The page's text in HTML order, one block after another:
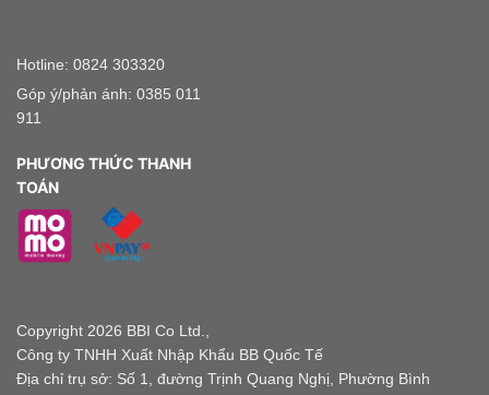
Hotline: 0824 303320
Góp ý/phản ánh: 0385 011
911
PHƯƠNG THỨC THANH
TOÁN
Copyright 2026 BBI Co Ltd.,
Công ty TNHH Xuất Nhập Khẩu BB Quốc Tế
Địa chỉ trụ sở: Số 1, đường Trịnh Quang Nghị, Phường Bình